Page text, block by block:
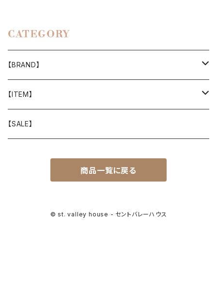
CATEGORY
【BRAND】
山と道
T-SHIRT
迷迭香
Akihiro Wood Works
【ITEM】
WEAR
【SALE】
商品一覧に戻る
© st. valley house - セントバレーハウス